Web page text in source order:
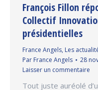
François Fillon
Collectif
présidentielles
France Angels, Les
Par France Angels
28
Laisser un commentaire
Tout juste auréolé